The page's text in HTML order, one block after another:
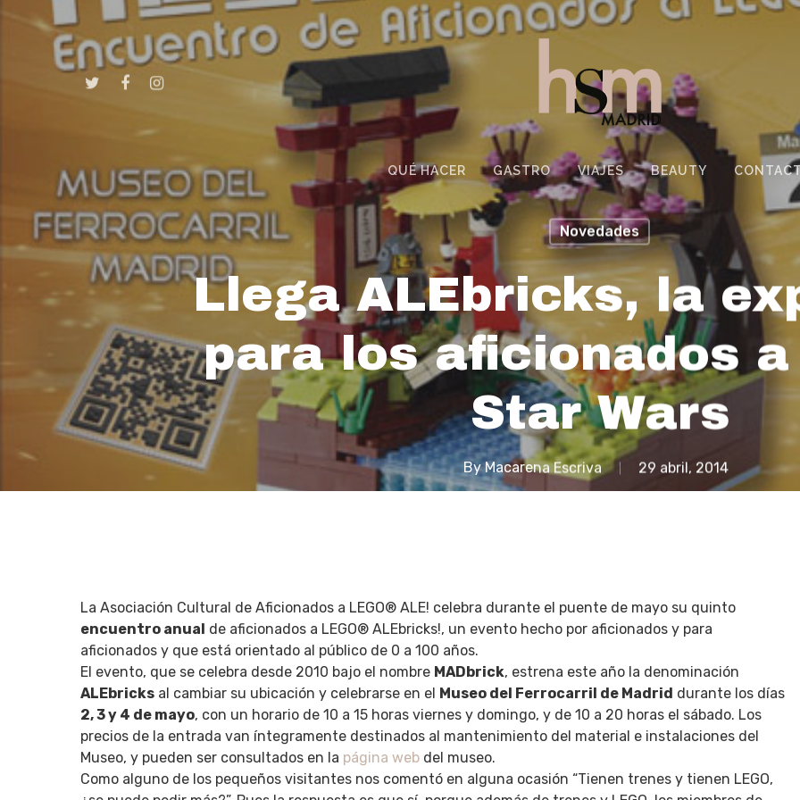
Hit enter to search or ESC to close
QUÉ HACER GASTRO VIAJES BEAUTY
Novedades
Llega ALEbricks, la
para los aficionados a
Star Wars
ByMacarena Escriva 29 abril, 2014
La Asociación Cultural de Aficionados a LEGO® ALE! celebra durante el puente de mayo su quinto
encuentro anual de aficionados a LEGO® ALEbricks!, un evento hecho por aficionados y para
aficionados y que está orientado al público de 0 a 100 años.
El evento, que se celebra desde 2010 bajo el nombre MADbrick, estrena este año la denominación
ALEbricks al cambiar su ubicación y celebrarse en el Museo del Ferrocarril de Madrid durante los días
2, 3 y 4 de mayo, con un horario de 10 a 15 horas viernes y domingo, y de 10 a 20 horas el sábado. Los
precios de la entrada van íntegramente destinados al mantenimiento del material e instalaciones del
Museo, y pueden ser consultados en la página web del museo.
Como alguno de los pequeños visitantes nos comentó en alguna ocasión “Tienen trenes y tienen LEGO,